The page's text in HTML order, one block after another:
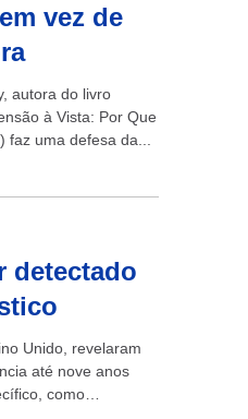
vez de
autora do livro
à Vista: Por Que
uma defesa da...
detectado
Unido, revelaram
até nove anos
como